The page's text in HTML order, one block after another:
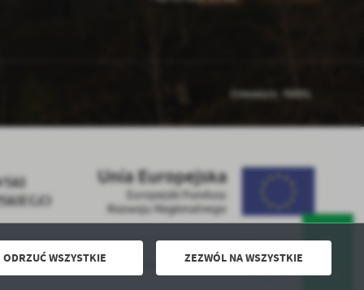
ODRZUĆ WSZYSTKIE ZEZWÓL NA WSZYSTKIE
Odwiedzin: 790091
2ClickPortal® - Portale nowej generacji
DO GÓRY